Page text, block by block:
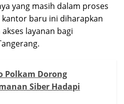
yang masih dalam proses
baru ini diharapkan
layanan bagi
Polkam Dorong
Siber Hadapi